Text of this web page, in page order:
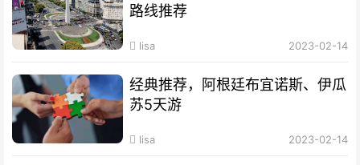
路线推荐
lisa 2023-02-14
经典推荐，阿根廷布宜诺斯、伊瓜
苏5天游
lisa 2023-02-14